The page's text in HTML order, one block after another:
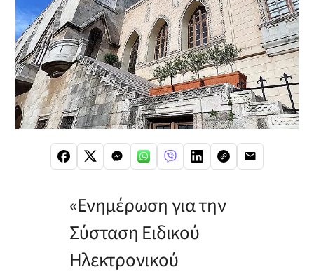
«Ενημέρωση για την
Σύσταση Ειδικού
Ηλεκτρονικού